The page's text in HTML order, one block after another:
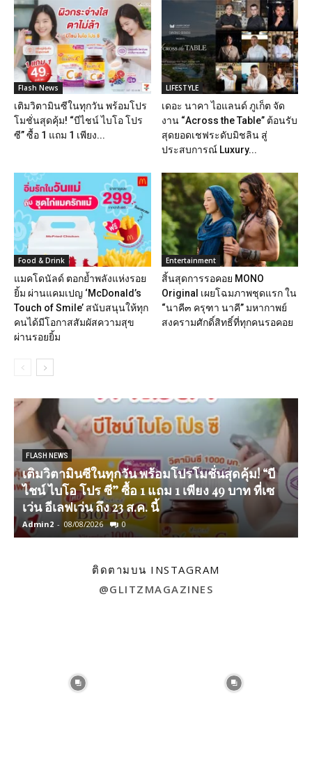
Flash News
เติมวิตามินซีในทุกวัน พร้อมโปร
โมชั่นสุดคุ้ม! “บีไชน์ ไบโอ โปร
ซี” ซื้อ 1 แถม 1 เพียง...
LIFESTYLE
เดอะ นาคา ไอแลนด์ ภูเก็ต จัด
งาน “Across the Table” ต้อนรับ
สุดยอดเชฟระดับมิชลิน สู่
ประสบการณ์ Luxury...
Food & Drink
แมคโดนัลด์ ตอกย้ำพลังแห่งรอย
ยิ้ม ผ่านแคมเปญ ‘McDonald’s
Touch of Smile’ สนับสนุนให้ทุก
คนได้มีโอกาสสัมผัสความสุข
ผ่านรอยยิ้ม
Entertainment
สิ้นสุดการรอคอย MONO
Original เผยโฉมภาพชุดแรก ใน
“นาคี๓ ครุฑา นาคี” มหากาพย์
สงครามศักดิ์สิทธิ์ที่ทุกคนรอคอย
FLASH NEWS
เติมวิตามินซีในทุกวัน พร้อมโปรโมชั่นสุดคุ้ม! “บี
ไชน์ ไบโอ โปร ซี” ซื้อ 1 แถม 1 เพียง 49 บาท ที่เซ
เว่น อีเลฟเว่น ถึง 23 ส.ค. นี้
Admin2 - 08/08/2026 0
ติดตามบน INSTAGRAM
@GLITZMAGAZINES